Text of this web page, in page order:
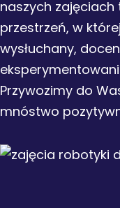
naszych
przestrzeń, w
wysłuchany,
Przywozimy do
mnóstwo